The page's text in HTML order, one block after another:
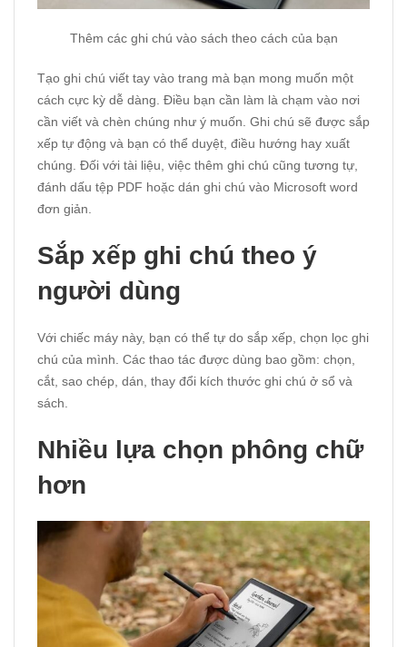
Thêm các ghi chú vào sách theo cách của bạn
Tạo ghi chú viết tay vào trang mà bạn mong muốn một
cách cực kỳ dễ dàng. Điều bạn cần làm là chạm vào nơi
cần viết và chèn chúng như ý muốn. Ghi chú sẽ được sắp
xếp tự động và bạn có thể duyệt, điều hướng hay xuất
chúng. Đối với tài liệu, việc thêm ghi chú cũng tương tự,
đánh dấu tệp PDF hoặc dán ghi chú vào Microsoft word
đơn giản.
Sắp xếp ghi chú theo ý
người dùng
Với chiếc máy này, bạn có thể tự do sắp xếp, chọn lọc ghi
chú của mình. Các thao tác được dùng bao gồm: chọn,
cắt, sao chép, dán, thay đổi kích thước ghi chú ở sổ và
sách.
Nhiều lựa chọn phông chữ
hơn